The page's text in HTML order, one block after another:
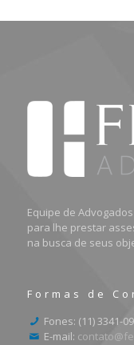
Equipe de
para lhe prestar
na busca de seus
Formas de
Fones: (11) 3341-
E-mail: